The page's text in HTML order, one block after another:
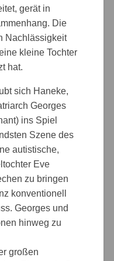
gerät in
Die
Nachlässigkeit
kleine Tochter
hat.
sich Haneke,
Georges
ins Spiel
Szene des
autistische,
Eve
zu bringen
konventionell
Georges und
hinweg zu
großen